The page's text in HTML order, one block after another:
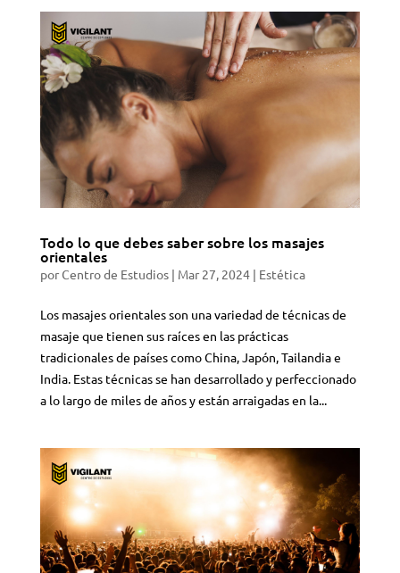
Todo lo que debes saber sobre los masajes
orientales
porCentro de Estudios| Mar 27, 2024| Estética
Los masajes orientales son una variedad de técnicas de
masaje que tienen sus raíces en las prácticas
tradicionales de países como China, Japón, Tailandia e
India. Estas técnicas se han desarrollado y perfeccionado
a lo largo de miles de años y están arraigadas en la...